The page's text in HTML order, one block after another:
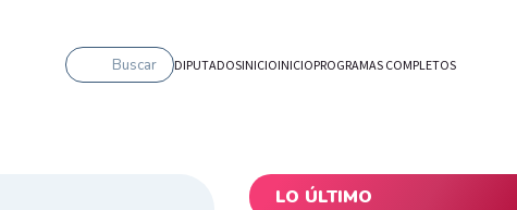
Buscar DIPUTADOSINICIOINICIOPROGRAMAS COMPLETOS
LO ÚLTIMO